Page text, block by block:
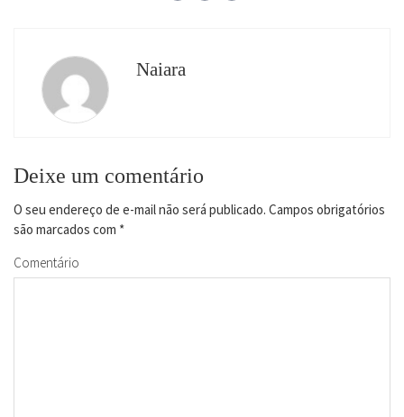
Naiara
Deixe um comentário
O seu endereço de e-mail não será publicado. Campos obrigatórios
são marcados com *
Comentário